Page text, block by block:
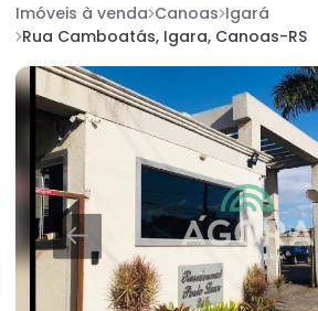
Imóveis à venda Canoas Igará
Rua Camboatás, Igara, Canoas-RS